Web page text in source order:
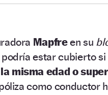
Mapfreen su
estar cubierto si
la misma edad o
como conductor